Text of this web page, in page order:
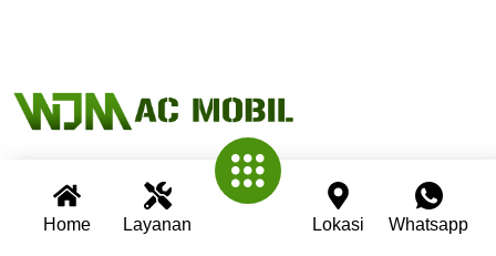
Home Layanan Lokasi Whatsapp
Wijaya AC Mobil adalah bengkel spesialis AC mobil yang
telah berpengalaman lebih dari 30 tahun. Kami berkomitmen